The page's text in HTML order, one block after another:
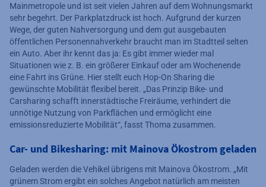
Mainmetropole und ist seit vielen Jahren auf dem Wohnungsmarkt
sehr begehrt. Der Parkplatzdruck ist hoch. Aufgrund der kurzen
Wege, der guten Nahversorgung und dem gut ausgebauten
öffentlichen Personennahverkehr braucht man im Stadtteil selten
ein Auto. Aber ihr kennt das ja: Es gibt immer wieder mal
Situationen wie z. B. ein größerer Einkauf oder am Wochenende
eine Fahrt ins Grüne. Hier stellt euch Hop-On Sharing die
gewünschte Mobilität flexibel bereit. „Das Prinzip Bike- und
Carsharing schafft innerstädtische Freiräume, verhindert die
unnötige Nutzung von Parkflächen und ermöglicht eine
emissionsreduzierte Mobilität“, fasst Thoma zusammen.
Car- und Bikesharing: mit Mainova Ökostrom geladen
Geladen werden die Vehikel übrigens mit Mainova Ökostrom. „Mit
grünem Strom ergibt ein solches Angebot natürlich am meisten